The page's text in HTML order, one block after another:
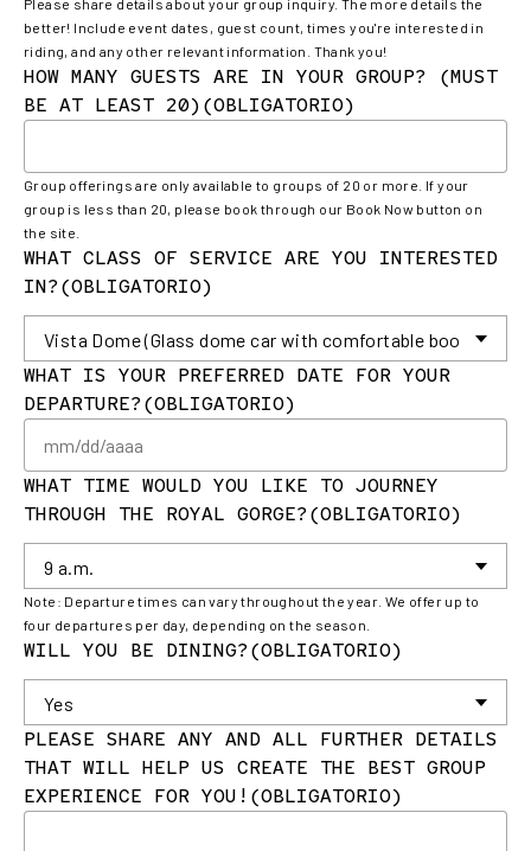
Please share details about your group inquiry. The more details the
better! Include event dates, guest count, times you're interested in
riding, and any other relevant information. Thank you!
HOW MANY GUESTS ARE IN YOUR GROUP? (MUST
BE AT LEAST 20)(OBLIGATORIO)
Group offerings are only available to groups of 20 or more. If your
group is less than 20, please book through our Book Now button on
the site.
WHAT CLASS OF SERVICE ARE YOU INTERESTED
IN?(OBLIGATORIO)
WHAT IS YOUR PREFERRED DATE FOR YOUR
DEPARTURE?(OBLIGATORIO)
DD
WHAT TIME WOULD YOU LIKE TO JOURNEY
THROUGH THE ROYAL GORGE?(OBLIGATORIO)
Note: Departure times can vary throughout the year. We offer up to
four departures per day, depending on the season.
WILL YOU BE DINING?(OBLIGATORIO)
PLEASE SHARE ANY AND ALL FURTHER DETAILS
THAT WILL HELP US CREATE THE BEST GROUP
EXPERIENCE FOR YOU! (OBLIGATORIO)